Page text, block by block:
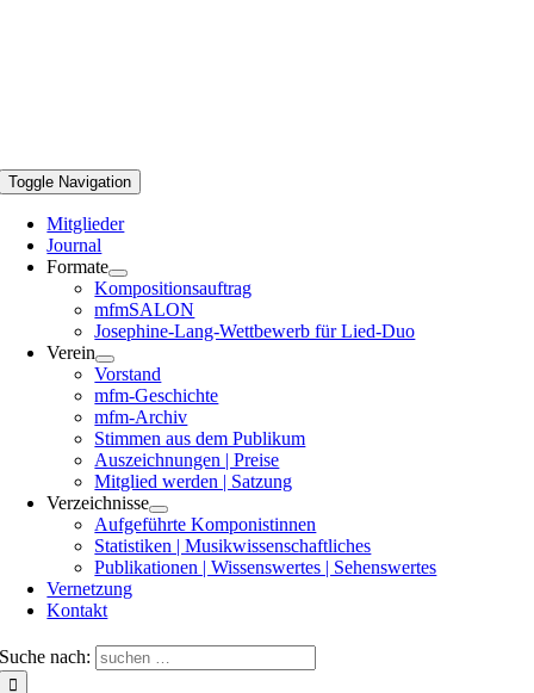
Toggle Navigation
Mitglieder
Journal
Formate
Kompositionsauftrag
mfmSALON
Josephine-Lang-Wettbewerb für Lied-Duo
Verein
Vorstand
mfm-Geschichte
mfm-Archiv
Stimmen aus dem Publikum
Auszeichnungen | Preise
Mitglied werden | Satzung
Verzeichnisse
Aufgeführte Komponistinnen
Statistiken | Musikwissenschaftliches
Publikationen | Wissenswertes | Sehenswertes
Vernetzung
Kontakt
Suche nach: